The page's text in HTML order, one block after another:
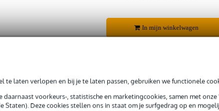
te laten verlopen en bij je te laten passen, gebruiken we functionele
voorkeurs-, statistische en marketingcookies, samen met
Staten). Deze cookies stellen ons in staat om je surfgedrag op en
In mijn winkelwagen
3 jaar Bax Music garantie
Gratis